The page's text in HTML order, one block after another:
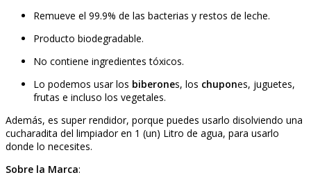
Remueve el 99.9% de las bacterias y restos de leche.
Producto biodegradable.
No contiene ingredientes tóxicos.
Lo podemos usar los biberones, los chupones, juguetes,
frutas e incluso los vegetales.
Además, es super rendidor, porque puedes usarlo disolviendo una
cucharadita del limpiador en 1 (un) Litro de agua, para usarlo
donde lo necesites.
Sobre la Marca: